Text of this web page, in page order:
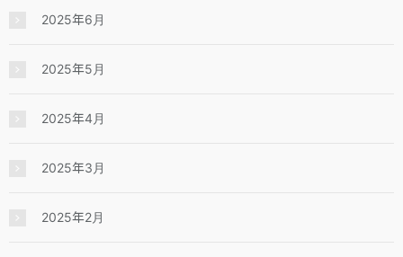
2025年6月
2025年5月
2025年4月
2025年3月
2025年2月